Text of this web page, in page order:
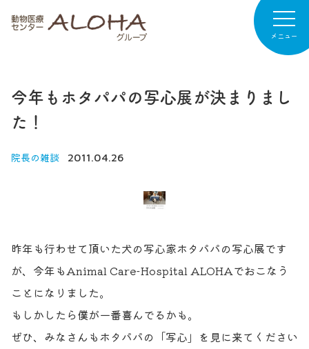
メニュー
病院紹介
専門診療
診療案内
リクルート
お問い合わせ 獣医師の皆様へ
今年もホタパパの写心展が決まりまし
た！
院長の雑談 2011.04.26
昨年も行わせて頂いた犬の写心家ホタパパの写心展です
が、今年もAnimal Care-Hospital ALOHAでおこなう
ことになりました。
もしかしたら僕が一番喜んでるかも。
ぜひ、みなさんもホタパパの「写心」を見に来てください